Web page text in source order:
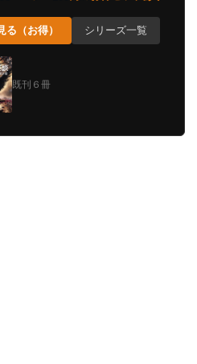
る（お得） シリーズ一覧
既刊６冊